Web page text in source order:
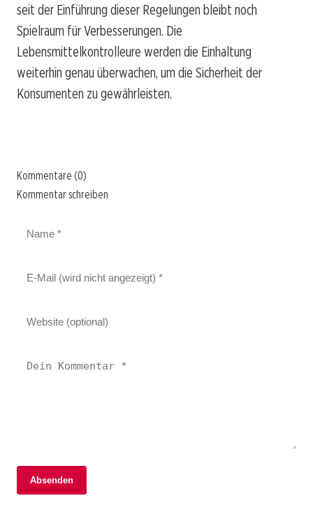
seit der Einführung dieser Regelungen bleibt noch
Spielraum für Verbesserungen. Die
Lebensmittelkontrolleure werden die Einhaltung
weiterhin genau überwachen, um die Sicherheit der
Konsumenten zu gewährleisten.
Kommentare (0)
Kommentar schreiben
Absenden
06. Februar 2026